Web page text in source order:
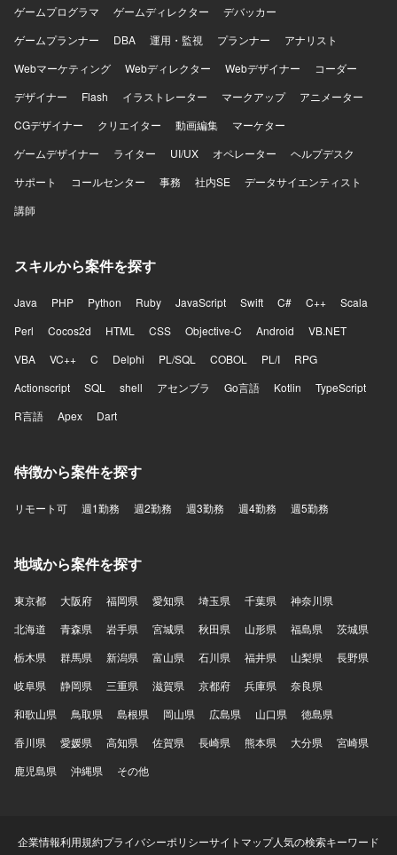
ゲームプログラマ
ゲームディレクター
デバッカー
ゲームプランナー
DBA 運用・監視 プランナー
アナリスト
Webマーケティング
Webディレクター Webデザイナー
コーダー
デザイナー
Flash イラストレーター マークアップ
アニメーター
CGデザイナー
クリエイター 動画編集
マーケター
ゲームデザイナー
ライター UI/UX オペレーター
ヘルプデスク
サポート
コールセンター 事務 社内SE
データサイエンティスト
講師
スキルから案件を探す
Java PHP Python Ruby JavaScript Swift C# C++
Scala
Perl
Cocos2d HTML CSS Objective-C Android
VB.NET
VBA
VC++ C Delphi PL/SQL COBOL PL/I
RPG
Actionscript
SQL shell アセンブラ Go言語 Kotlin
TypeScript
R言語
Apex Dart
特徴から案件を探す
リモート可 週1勤務 週2勤務 週3勤務 週4勤務 週5勤務
地域から案件を探す
東京都 大阪府 福岡県 愛知県 埼玉県 千葉県
神奈川県
北海道
青森県 岩手県 宮城県 秋田県 山形県 福島県
茨城県
栃木県
群馬県 新潟県 富山県 石川県 福井県 山梨県
長野県
岐阜県
静岡県 三重県 滋賀県 京都府 兵庫県
奈良県
和歌山県
鳥取県 島根県 岡山県 広島県 山口県
徳島県
香川県
愛媛県 高知県 佐賀県 長崎県 熊本県 大分県
宮崎県
鹿児島県
沖縄県 その他
企業情報利用規約プライバシーポリシーサイトマップ人気の検索キーワード